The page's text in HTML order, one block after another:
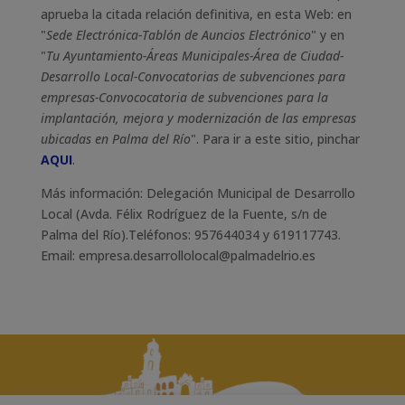
aprueba la citada relación definitiva, en esta Web: en
"Sede Electrónica-Tablón de Auncios Electrónico" y en
"Tu Ayuntamiento-Áreas Municipales-Área de Ciudad-
Desarrollo Local-Convocatorias de subvenciones para
empresas-Convococatoria de subvenciones para la
implantación, mejora y modernización de las empresas
ubicadas en Palma del Río". Para ir a este sitio, pinchar
AQUI.
Más información: Delegación Municipal de Desarrollo
Local (Avda. Félix Rodríguez de la Fuente, s/n de
Palma del Río).Teléfonos: 957644034 y 619117743.
Email: empresa.desarrollolocal@palmadelrio.es